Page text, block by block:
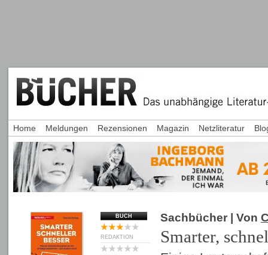
BUCH
REDAKTION
Sachbücher | Von
Smarter,
Home Meldungen Rezensionen Magazin Netzliteratur